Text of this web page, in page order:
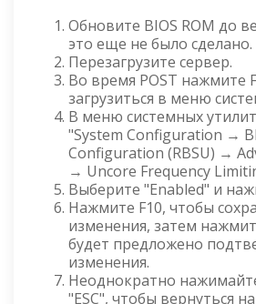
Обновите BIOS ROM до
это еще не было сделано.
Перезагрузите сервер.
Во время POST нажмите
загрузиться в меню
В меню системных
"System Configuration →
Configuration (RBSU) →
→ Uncore Frequency
Выберите "Enabled" и
Нажмите F10, чтобы
изменения, затем
будет предложено
изменения.
Неоднократно
"ESC", чтобы вернуться